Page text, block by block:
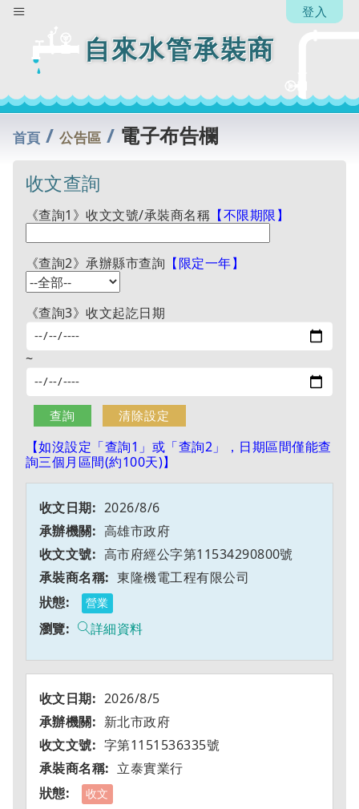
自來水管承裝商
登入
首頁 /公告區 / 電子布告欄
收文查詢
《查詢1》收文文號/承裝商名稱 【不限期限】
《查詢2》承辦縣市查詢 【限定一年】
《查詢3》收文起訖日期
~
【如沒設定「查詢1」或「查詢2」，日期區間僅能查
詢三個月區間(約100天)】
2026/8/6
高雄市政府
高市府經公字第11534290800號
東隆機電工程有限公司
營業
詳細資料
2026/8/5
新北市政府
字第1151536335號
立泰實業行
收文